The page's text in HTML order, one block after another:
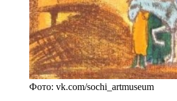
Фото: vk.com/sochi_artmuseum